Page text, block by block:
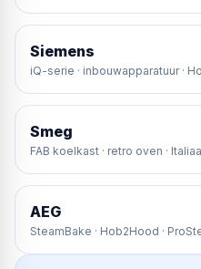
Siemens
iQ-serie · inbouwapparatuur ·
Smeg
FAB koelkast · retro oven ·
AEG
SteamBake · Hob2Hood ·